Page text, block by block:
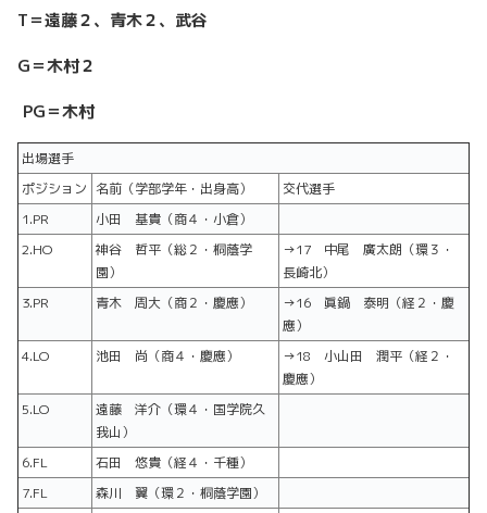
T＝遠藤２、青木２、武谷
G＝木村２
PG＝木村
出場選手
ポジション 名前（学部学年・出身高）
交代選手
1.PR
小田 基貴（商４・小倉）
2.HO
神谷 哲平（総２・桐蔭学
園）
→17 中尾 廣太朗（環３・
長崎北）
3.PR
青木 周大（商２・慶應）
→16 眞鍋 泰明（経２・慶
應）
4.LO
池田 尚（商４・慶應）
→18 小山田 潤平（経２・
慶應）
5.LO
遠藤 洋介（環４・国学院久
我山）
6.FL
石田 悠貴（経４・千種）
7.FL
森川 翼（環２・桐蔭学園）